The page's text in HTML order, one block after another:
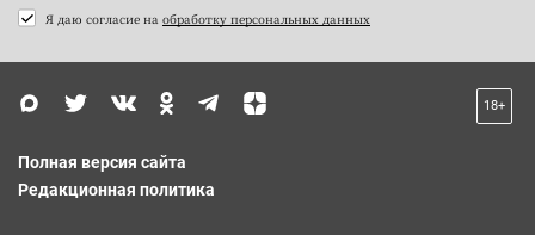
Я даю согласие на обработку персональных данных
18+
Полная версия сайта
Редакционная политика